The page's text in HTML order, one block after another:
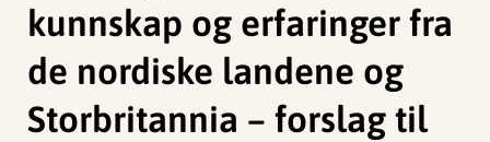
kunnskap og erfaringer fra
de nordiske landene og
Storbritannia – forslag til